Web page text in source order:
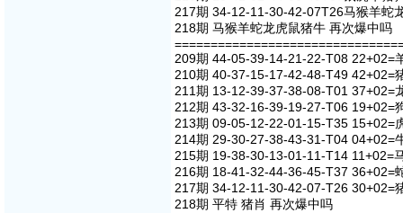
217期 34-12-11-30-42-07T26马猴羊蛇
218期 马猴羊蛇龙虎鼠猪牛 再次爆中吗
209期 44-05-39-14-21-22-T08 22+02=
210期 40-37-15-17-42-48-T49 42+02=
211期 13-12-39-37-38-08-T01 37+02=
212期 43-32-16-39-19-27-T06 19+02=
213期 09-05-12-22-01-15-T35 15+02=
214期 29-30-27-38-43-31-T04 04+02=
215期 19-38-30-13-01-11-T14 11+02=
216期 18-41-32-44-36-45-T37 36+02=
217期 34-12-11-30-42-07-T26 30+02=
218期 平特 猪肖 再次爆中吗